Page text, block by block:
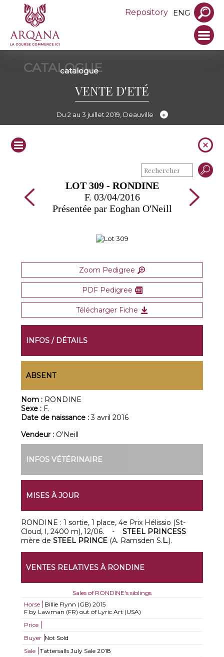
Repository ENG
CATALOGUE
catalogue
VENTE D'ETÉ
Du 2 au 3 juillet 2019, Deauville
LOT 309 - RONDINE
F. 03/04/2016
Présentée par Eoghan O'Neill
Zoom Pedigree
PDF Pedigree
Télécharger Fiche
INFOS / DÉTAILS
ABSENT
Nom : RONDINE
Sexe : F.
Date de naissance :3 avril 2016
Vendeur : O'Neill
INFOS VÉTÉRINAIRE
MISES À JOUR
RONDINE : 1 sortie, 1 place, 4e Prix Hélissio (St-
Cloud, I, 2400 m), 12/06. -STEEL PRINCESS
mère deSTEEL PRINCE (A. Ramsden S.L.).
VENTES RELATIVES À RONDINE
Sales of RONDINE's siblings
Horse
Billie Flynn (GB) 2015
F by Lawman (FR) out of Lyric Art (USA)
Price
Buyer Not Sold
Sale
Tattersalls July Sale 2018